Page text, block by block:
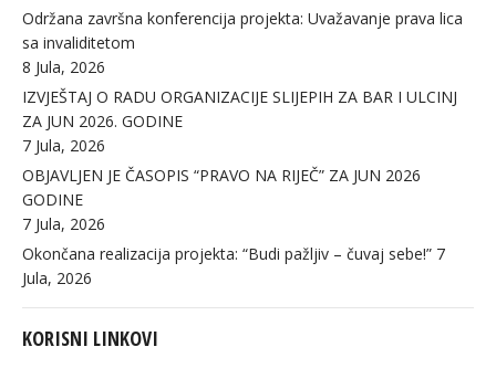
Održana završna konferencija projekta: Uvažavanje prava lica
sa invaliditetom
8 Jula, 2026
IZVJEŠTAJ O RADU ORGANIZACIJE SLIJEPIH ZA BAR I ULCINJ
ZA JUN 2026. GODINE
7 Jula, 2026
OBJAVLJEN JE ČASOPIS “PRAVO NA RIJEČ” ZA JUN 2026
GODINE
7 Jula, 2026
Okončana realizacija projekta: “Budi pažljiv – čuvaj sebe!” 7
Jula, 2026
KORISNI LINKOVI